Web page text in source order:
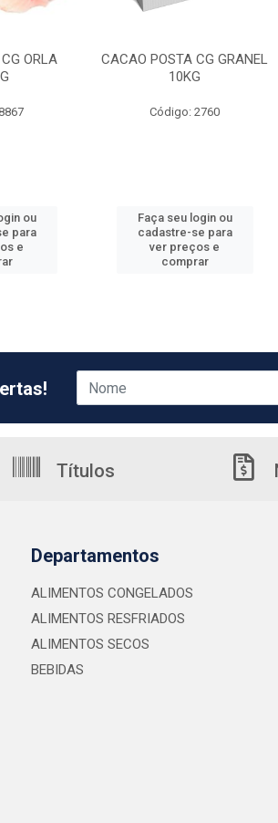
ORLA
ou
para
e
CACAO POSTA CG GRANEL
10KG
Código: 2760
Faça seu login ou
cadastre-se para
ver preços e
comprar
Títulos
Departamentos
ALIMENTOS CONGELADOS
ALIMENTOS RESFRIADOS
ALIMENTOS SECOS
BEBIDAS